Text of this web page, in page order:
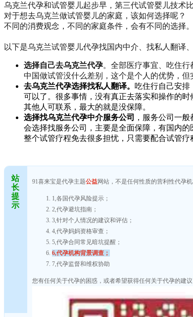
乌克兰代孕和试管婴儿起步早，第三代试管婴儿技术
对于想去乌克兰做试管婴儿的家庭，该如何选择呢？
不同的消费观念，不同的家庭条件，会有不同的选择
以下是乌克兰试管婴儿代孕找国内中介、找私人翻译
选择自己去乌克兰代孕。全部医疗事宜、吃住
中国做试管没什么差别，这个是个人的优势，
去乌克兰代孕选择找私人翻译。 吃住行自己安
可以了。很多事情，没有真正去落实和操作的
其他人可联系，最大的就是没保障。
选择找乌克兰代孕中介服务公司
，服务公司一
会选择找服务公司，主要是全面保障，有国内
整个试管疗程免去很多担忧，只需要配合试管疗
站
长
提
示
91喜来宝是代孕主题公益网站，不是任何性质的营利性代孕
1,各国代孕风险提示；
2,代孕避坑指南；
3,针对个人情况的建议和评估；
4,代孕妈妈资格审查；
5,代孕合同常见暗坑提醒；
6,代孕机构背景调查；
7,代孕监督和维权协助
您有任何关于代孕的困惑，或者希望获得任何关于代孕的建议